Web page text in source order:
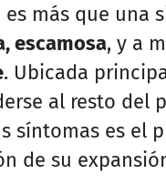
es más que una
escamosa, y a
. Ubicada
al resto del
síntomas es el
de su